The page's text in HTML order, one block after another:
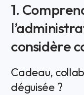
1.
considère
Cadeau,
déguisée ?